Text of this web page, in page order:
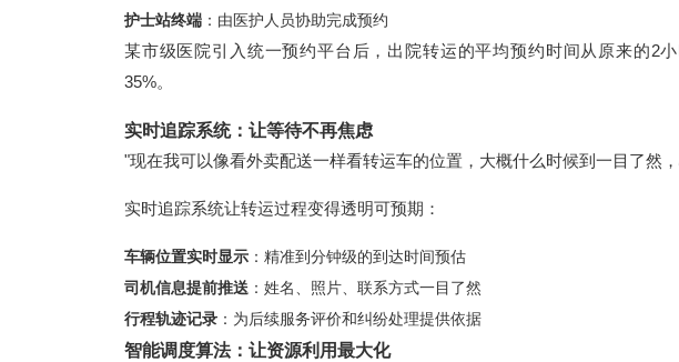
护士站终端 ：由医护人员协助完成预约
某市级医院引入统一预约平台后，出院转运的平均预约时间从原来的2
35%。
实时追踪系统：让等待不再焦虑
"现在我可以像看外卖配送一样看转运车的位置，大概什么时候到一目了然
实时追踪系统让转运过程变得透明可预期：
车辆位置实时显示 ：精准到分钟级的到达时间预估
司机信息提前推送 ：姓名、照片、联系方式一目了然
行程轨迹记录 ：为后续服务评价和纠纷处理提供依据
智能调度算法：让资源利用最大化